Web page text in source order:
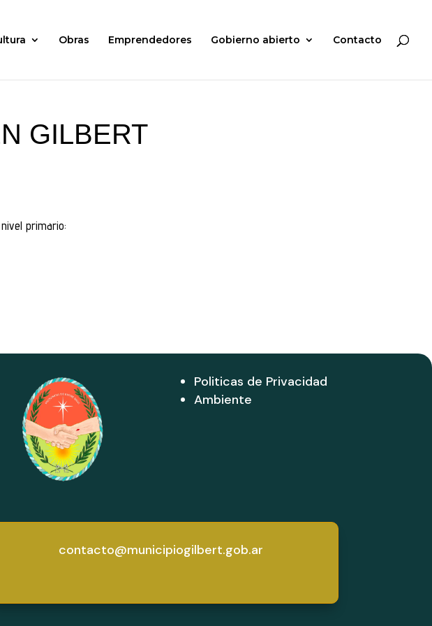
Obras Emprendedores Gobierno abierto Contacto
GILBERT
primario:
Politicas de Privacidad
Ambiente
contacto@municipiogilbert.gob.ar